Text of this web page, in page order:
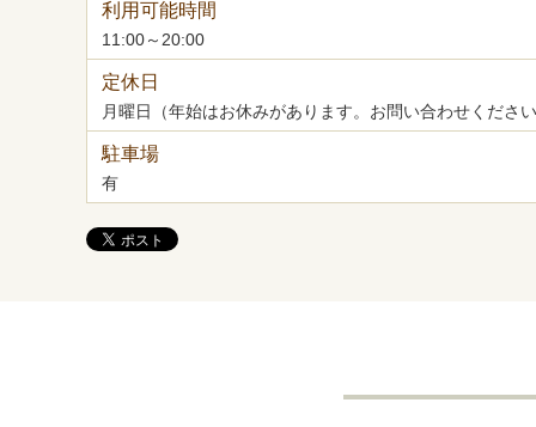
利用可能時間
11:00～20:00
定休日
月曜日（年始はお休みがあります。お問い合わせくださ
駐車場
有